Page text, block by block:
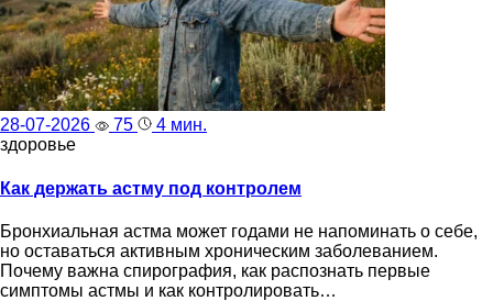
28-07-2026 75
4 мин.
здоровье
Как держать астму под контролем
Бронхиальная астма может годами не напоминать о себе,
но оставаться активным хроническим заболеванием.
Почему важна спирография, как распознать первые
симптомы астмы и как контролировать…